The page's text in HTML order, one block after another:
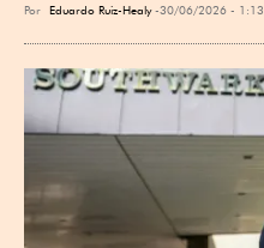
Por Eduardo Ruiz-Healy 30/06/2026 - 1:13